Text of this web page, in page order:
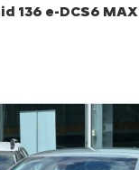
136 e-DCS6 MAX